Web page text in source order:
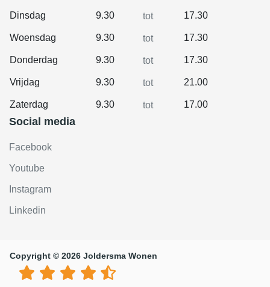
Dinsdag 9.30 tot 17.30
Woensdag 9.30 tot 17.30
Donderdag 9.30 tot 17.30
Vrijdag 9.30 tot 21.00
Zaterdag 9.30 tot 17.00
Social media
Facebook
Youtube
Instagram
Linkedin
Copyright © 2026 Joldersma Wonen